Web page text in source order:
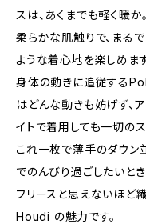
スは、あくまでも軽く暖か。
柔らかな肌触りで、まる
ような着心地を楽しめます
身体の動きに追従する
はどんな動きも妨げず、
イトで着用しても一切の
これ一枚で薄手のダウン
でのんびり過ごしたいと
フリースと思えないほど
Houdi の魅力です。